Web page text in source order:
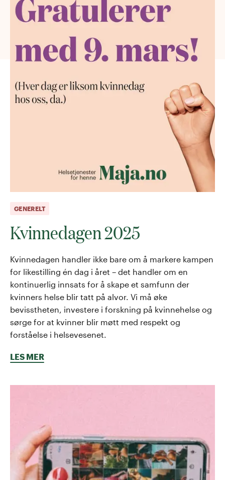
GENERELT
Kvinnedagen 2025
Kvinnedagen handler ikke bare om å markere kampen
for likestilling én dag i året – det handler om en
kontinuerlig innsats for å skape et samfunn der
kvinners helse blir tatt på alvor. Vi må øke
bevisstheten, investere i forskning på kvinnehelse og
sørge for at kvinner blir møtt med respekt og
forståelse i helsevesenet.
LES MER